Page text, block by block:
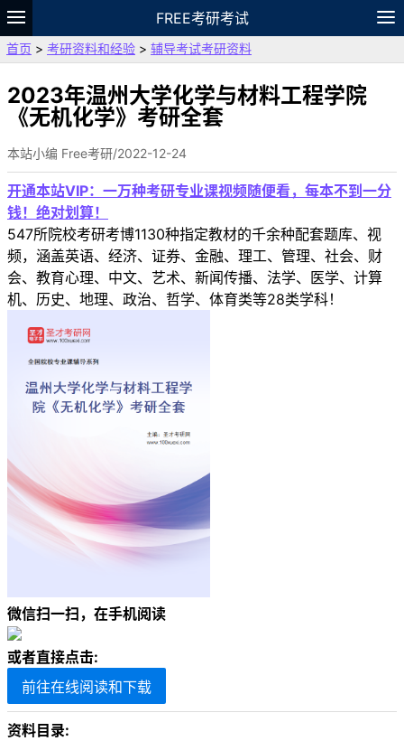
FREE考研考试
题库
故事 专题 APP 笔记
VIP
资料
首页 > 考研资料和经验 > 辅导考试考研资料
2023年温州大学化学与材料工程学院
《无机化学》考研全套
本站小编 Free考研/2022-12-24
开通本站VIP：一万种考研专业课视频随便看，每本不到一分
钱！绝对划算！
547所院校考研考博1130种指定教材的千余种配套题库、视
频，涵盖英语、经济、证券、金融、理工、管理、社会、财
会、教育心理、中文、艺术、新闻传播、法学、医学、计算
机、历史、地理、政治、哲学、体育类等28类学科！
微信扫一扫，在手机阅读
或者直接点击:
前往在线阅读和下载
资料目录: